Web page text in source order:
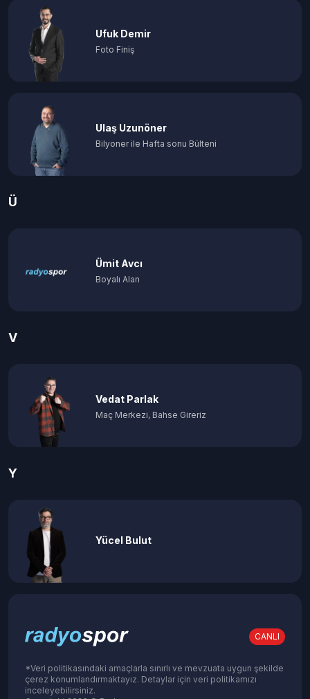
Ufuk Demir
Foto Finiş
Ulaş Uzunöner
Bilyoner ile Hafta sonu Bülteni
Ü
Ümit Avcı
Boyalı Alan
V
Vedat Parlak
Maç Merkezi, Bahse Gireriz
Y
Yücel Bulut
CANLI
*Veri politikasındaki amaçlarla sınırlı ve mevzuata uygun şekilde
çerez konumlandırmaktayız. Detaylar için veri politikamızı
inceleyebilirsiniz.